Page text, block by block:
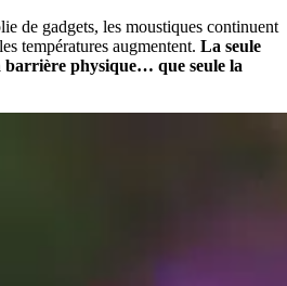
de gadgets, les moustiques continuent
températures augmentent. La seule
barrière physique… que seule la